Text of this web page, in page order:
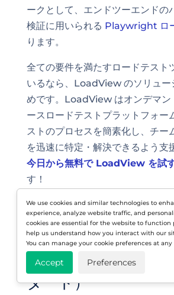
ークとして、エンドツーエンドの
検証に用いられる Playwright ロ
ります。
全ての要件を満たすロードテスト
いるなら、LoadView のソリュー
めです。LoadView はオンデマン
ースロードテストプラットフォー
ストのプロセスを簡素化し、チー
を迅速に特定・解決できるよう支
今日から無料で LoadView を試
す！
2026年におけるチ
ドテスト実施法（ク
タート）
We use cookies and similar technologies to
experience, analyze website traffic, and
cookies are essential for the website to function
help us understand how you interact with our
You can manage your cookie preferences at
Accept Preferences